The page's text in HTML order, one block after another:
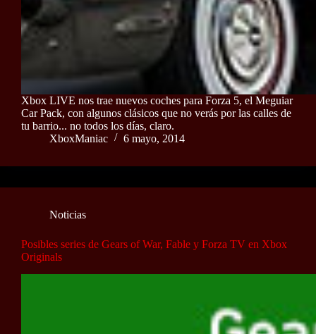
Xbox LIVE nos trae nuevos coches para Forza 5, el Meguiar
Car Pack, con algunos clásicos que no verás por las calles de
tu barrio... no todos los días, claro.
XboxManiac
6 mayo, 2014
Noticias
Posibles series de Gears of War, Fable y Forza TV en Xbox
Originals